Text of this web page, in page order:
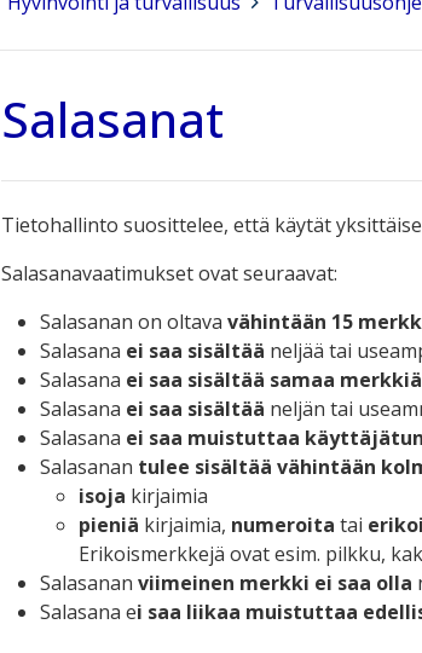
Salasanat
Tietohallinto suosittelee, että käytät
Salasanavaatimukset ovat seuraavat:
Salasanan on oltava vähintään 15
Salasana ei saa sisältää neljää tai
Salasana ei saa sisältää samaa
Salasana ei saa sisältää neljän tai
Salasana ei saa muistuttaa
Salasanan tulee sisältää vähintään
isoja kirjaimia
pieniä kirjaimia, numeroita tai
Erikoismerkkejä ovat esim. pilkku,
Salasanan viimeinen merkki ei saa olla
Salasana ei saa liikaa muistuttaa